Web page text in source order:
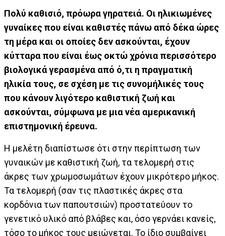
Πολύ καθισιό, πρόωρα γηρατειά. Οι ηλικιωμένες
γυναίκες που είναι καθιστές πάνω από δέκα ώρες
τη μέρα και οι οποίες δεν ασκούνται, έχουν
κύτταρα που είναι έως οκτώ χρόνια περισσότερο
βιολογικά γερασμένα από ό,τι η πραγματική
ηλικία τους, σε σχέση με τις συνομήλικές τους
που κάνουν λιγότερο καθιστική ζωή και
ασκούνται, σύμφωνα με μια νέα αμερικανική
επιστημονική έρευνα.
Η μελέτη διαπίστωσε ότι στην περίπτωση των
γυναικών με καθιστική ζωή, τα τελομερή στις
άκρες των χρωμοσωμάτων έχουν μικρότερο μήκος.
Τα τελομερή (σαν τις πλαστικές άκρες στα
κορδόνια των παπουτσιών) προστατεύουν το
γενετικό υλικό από βλάβες και, όσο γερνάει κανείς,
τόσο το μήκος τους μειώνεται. Το ίδιο συμβαίνει